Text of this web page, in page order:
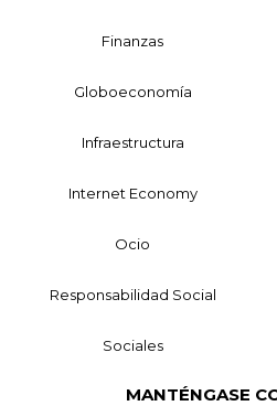
Finanzas
Globoeconomía
Infraestructura
Internet Economy
Ocio
Responsabilidad Social
Sociales
MANTÉNGASE